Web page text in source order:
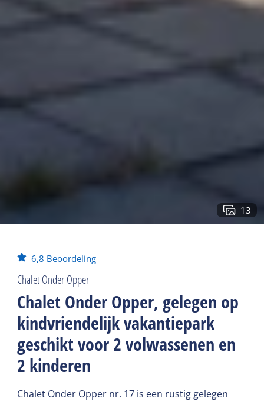
13
6,8 Beoordeling
Chalet Onder Opper
Chalet Onder Opper, gelegen op
kindvriendelijk vakantiepark
geschikt voor 2 volwassenen en
2 kinderen
Chalet Onder Opper nr. 17 is een rustig gelegen